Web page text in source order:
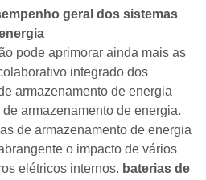
geral dos sistemas
pode aprimorar ainda mais as
integrado dos
armazenamento de energia
armazenamento de energia.
de armazenamento de energia
o impacto de vários
elétricos internos. baterias de